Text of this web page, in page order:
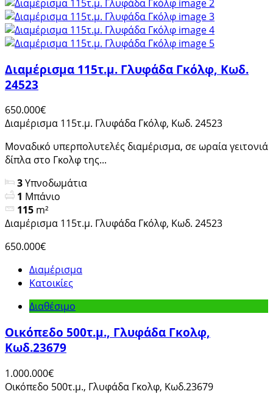
Διαμέρισμα 115τ.μ. Γλυφάδα Γκόλφ, Κωδ.
24523
650.000€
Διαμέρισμα 115τ.μ. Γλυφάδα Γκόλφ, Κωδ. 24523
Μοναδικό υπερπολυτελές διαμέρισμα, σε ωραία γειτονιά
δίπλα στο Γκολφ της...
3Υπνοδωμάτια
1 Μπάνιο
115 m²
Διαμέρισμα 115τ.μ. Γλυφάδα Γκόλφ, Κωδ. 24523
650.000€
Διαμέρισμα
Κατοικίες
Διαθέσιμο
Οικόπεδο 500τ.μ., Γλυφάδα Γκολφ,
Κωδ.23679
1.000.000€
Οικόπεδο 500τ.μ., Γλυφάδα Γκολφ, Κωδ.23679